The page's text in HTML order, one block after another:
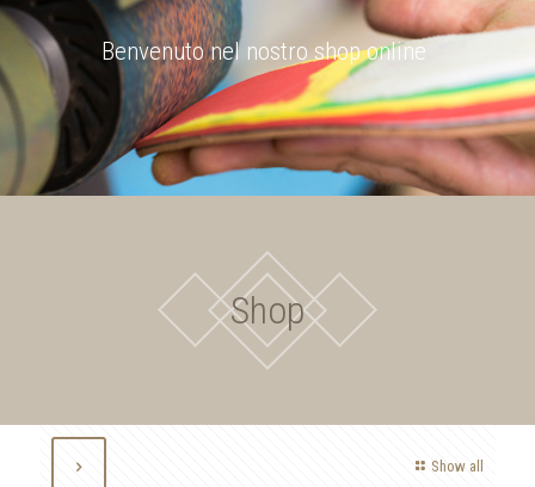
Benvenuto nel nostro shop online
Shop
Show all